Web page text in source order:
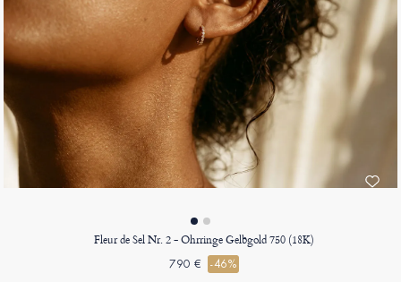
Fleur de Sel Nr. 2 - Ohrringe Gelbgold 750 (18K)
790 € -46%